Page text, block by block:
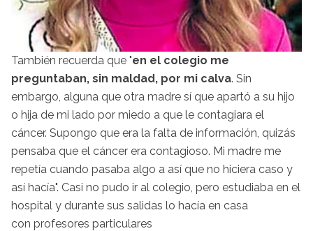
También recuerda que "en el colegio me
preguntaban, sin maldad, por mi calva. Sin
embargo, alguna que otra madre sí que apartó a su hijo
o hija de mi lado por miedo a que le contagiara el
cáncer. Supongo que era la falta de información, quizás
pensaba que el cáncer era contagioso. Mi madre me
repetía cuando pasaba algo a así que no hiciera caso y
así hacía". Casi no pudo ir al colegio, pero estudiaba en el
hospital y durante sus salidas lo hacía en casa
con profesores particulares